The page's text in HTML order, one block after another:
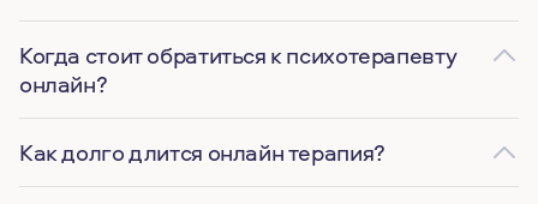
Когда стоит обратиться к психотерапевту
онлайн?
Как долго длится онлайн терапия?